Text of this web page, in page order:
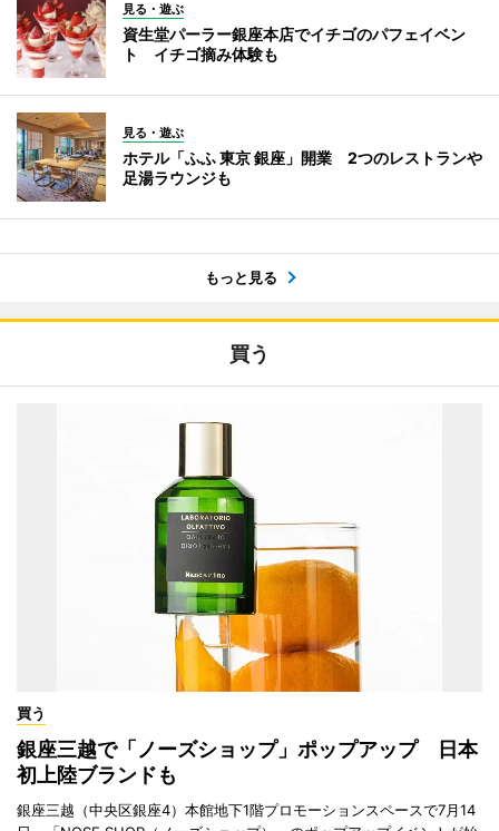
見る・遊ぶ
資生堂パーラー銀座本店でイチゴのパフェイベン
ト イチゴ摘み体験も
見る・遊ぶ
ホテル「ふふ 東京 銀座」開業 2つのレストランや
足湯ラウンジも
もっと見る
買う
買う
銀座三越で「ノーズショップ」ポップアップ 日本
初上陸ブランドも
銀座三越（中央区銀座4）本館地下1階プロモーションスペースで7月14